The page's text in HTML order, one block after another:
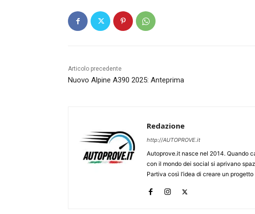
Articolo precedente
Nuovo Alpine A390 2025: Anteprima
Redazione
http://AUTOPROVE.it
Autoprove.it nasce nel 2014. Quando
con il mondo dei social si aprivano
Partiva così l’idea di creare un